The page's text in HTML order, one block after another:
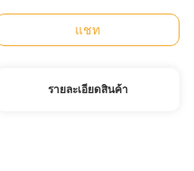
แชท
รายละเอียดสินค้า